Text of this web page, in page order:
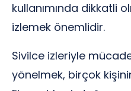
kullanımında dikkatli
izlemek önemlidir.
Sivilce izleriyle
yönelmek, birçok kişinin